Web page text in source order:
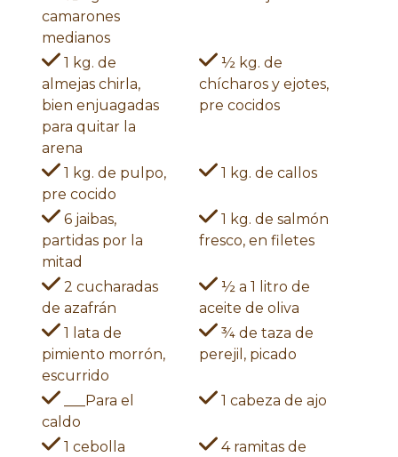
camarones
medianos
1 kg. de
almejas chirla,
bien enjuagadas
para quitar la
arena
½ kg. de
chícharos y ejotes,
pre cocidos
1 kg. de pulpo,
pre cocido
1 kg. de callos
6 jaibas,
partidas por la
mitad
1 kg. de salmón
fresco, en filetes
2 cucharadas
de azafrán
½ a 1 litro de
aceite de oliva
1 lata de
pimiento morrón,
escurrido
¾ de taza de
perejil, picado
___Para el
caldo
1 cabeza de ajo
1 cebolla
4 ramitas de